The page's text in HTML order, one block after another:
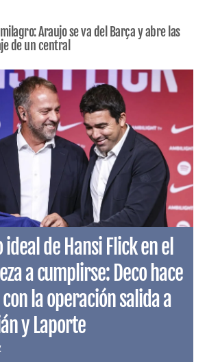
Araujo se va del Barça y abre las
de un central
ideal de Hansi Flick en el
a cumplirse: Deco hace
con la operación salida a
y Laporte